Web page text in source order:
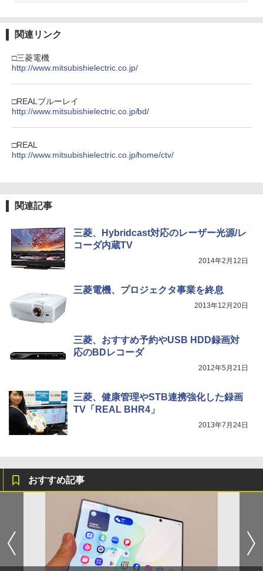
関連リンク
□三菱電機
http://www.mitsubishielectric.co.jp/
□REALブルーレイ
http://www.mitsubishielectric.co.jp/bd/
□REAL
http://www.mitsubishielectric.co.jp/home/ctv/
関連記事
三菱、Hybridcast対応のレーザー光源/レ
コーダ内蔵TV
2014年2月12日
三菱電機、プロジェクタ事業を終息
2013年12月20日
三菱、おすすめ予約やUSB HDD録画対
応のBDレコーダ
2012年5月21日
三菱、健康管理やSTB連携強化した録画
TV「REAL BHR4」
2013年7月24日
おすすめ記事